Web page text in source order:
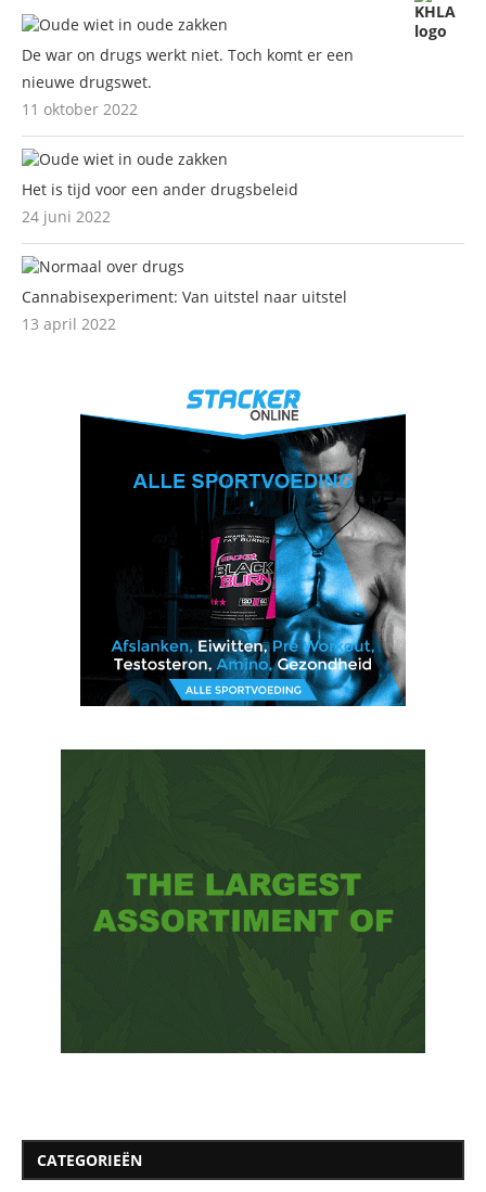
De war on drugs werkt niet. Toch komt er een
nieuwe drugswet.
11 oktober 2022
Het is tijd voor een ander drugsbeleid
24 juni 2022
Cannabisexperiment: Van uitstel naar uitstel
13 april 2022
CATEGORIEËN